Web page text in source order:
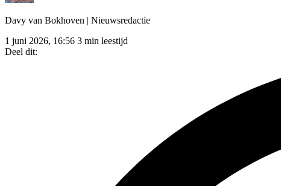
Davy van Bokhoven | Nieuwsredactie
1 juni 2026, 16:56 3 min leestijd
Deel dit: